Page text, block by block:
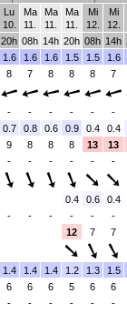
Lu
10.
Ma
11.
Ma
11.
Ma
11.
Mi
12.
Mi
12.
20h 08h 14h 20h 08h 14h
1.6 1.6 1.6 1.5 1.5
1.6
8 7 8 8 8
7
- - - - -
-
0.7 0.8 0.6 0.9 0.4
0.4
9 8 8 8 13
13
- - - - -
-
0.4 0.6
0.4
- - - - -
-
12 7
7
1.4 1.4 1.4 1.2 1.3
1.5
6 6 6 5 6
6
- - - - -
-